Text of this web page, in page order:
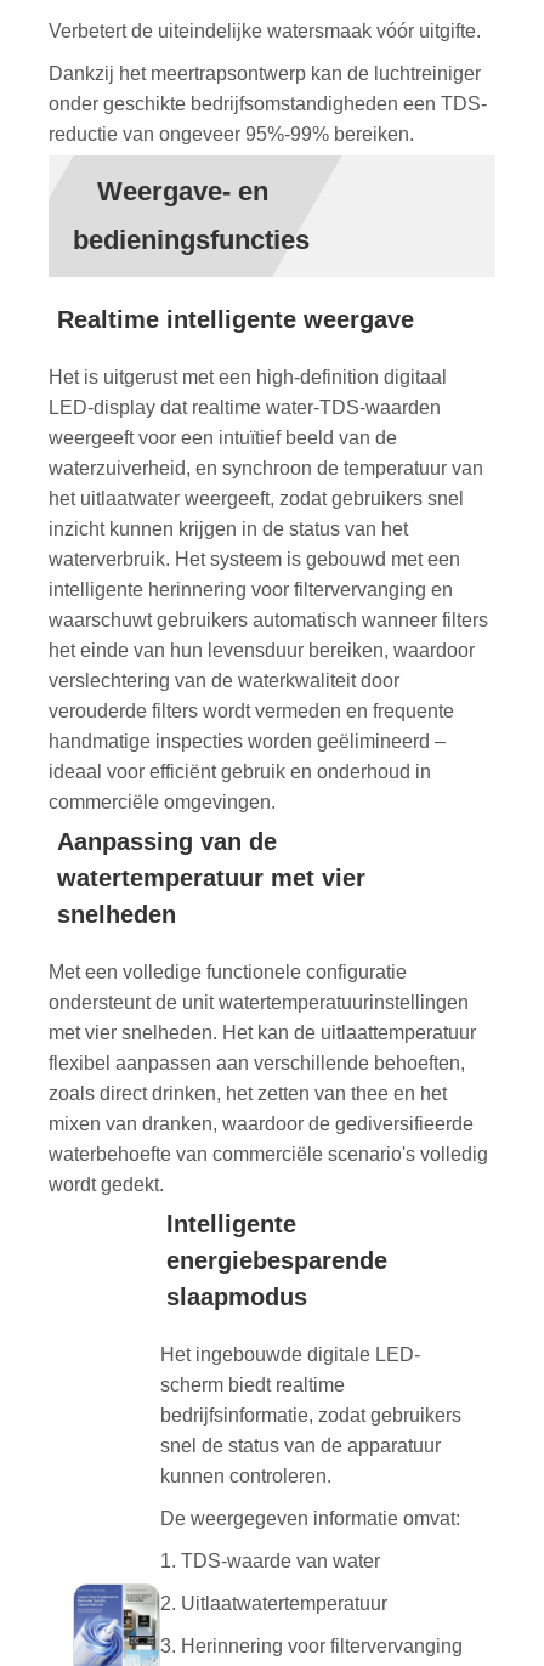
Verbetert de uiteindelijke watersmaak vóór uitgifte.
Dankzij het meertrapsontwerp kan de luchtreiniger
onder geschikte bedrijfsomstandigheden een TDS-
reductie van ongeveer 95%-99% bereiken.
Weergave- en
bedieningsfuncties
Realtime intelligente weergave
Het is uitgerust met een high-definition digitaal
LED-display dat realtime water-TDS-waarden
weergeeft voor een intuïtief beeld van de
waterzuiverheid, en synchroon de temperatuur van
het uitlaatwater weergeeft, zodat gebruikers snel
inzicht kunnen krijgen in de status van het
waterverbruik. Het systeem is gebouwd met een
intelligente herinnering voor filtervervanging en
waarschuwt gebruikers automatisch wanneer filters
het einde van hun levensduur bereiken, waardoor
verslechtering van de waterkwaliteit door
verouderde filters wordt vermeden en frequente
handmatige inspecties worden geëlimineerd –
ideaal voor efficiënt gebruik en onderhoud in
commerciële omgevingen.
Aanpassing van de
watertemperatuur met vier
snelheden
Met een volledige functionele configuratie
ondersteunt de unit watertemperatuurinstellingen
met vier snelheden. Het kan de uitlaattemperatuur
flexibel aanpassen aan verschillende behoeften,
zoals direct drinken, het zetten van thee en het
mixen van dranken, waardoor de gediversifieerde
waterbehoefte van commerciële scenario's volledig
wordt gedekt.
Intelligente
energiebesparende
slaapmodus
Het ingebouwde digitale LED-
scherm biedt realtime
bedrijfsinformatie, zodat gebruikers
snel de status van de apparatuur
kunnen controleren.
De weergegeven informatie omvat:
1. TDS-waarde van water
2. Uitlaatwatertemperatuur
3. Herinnering voor filtervervanging